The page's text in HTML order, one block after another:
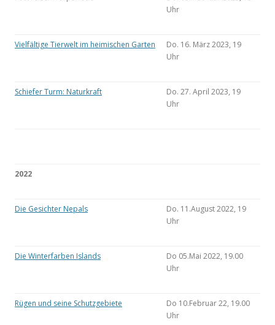
Uhr
Vielfältige Tierwelt im heimischen Garten
Do. 16. März 2023, 19
Uhr
Schiefer Turm: Naturkraft
Do. 27. April 2023, 19
Uhr
2022
Die Gesichter Nepals
Do. 11.August 2022, 19
Uhr
Die Winterfarben Islands
Do 05.Mai 2022, 19.00
Uhr
Rügen und seine Schutzgebiete
Do 10.Februar 22, 19.00
Uhr